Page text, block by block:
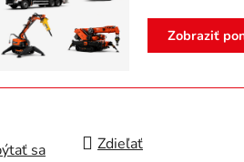
Zobraziť
sa Zdieľať